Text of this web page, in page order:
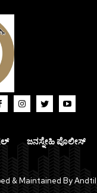
ಜನಸ್ನೇಹಿ ಪೊಲೀಸ್
& Maintained By